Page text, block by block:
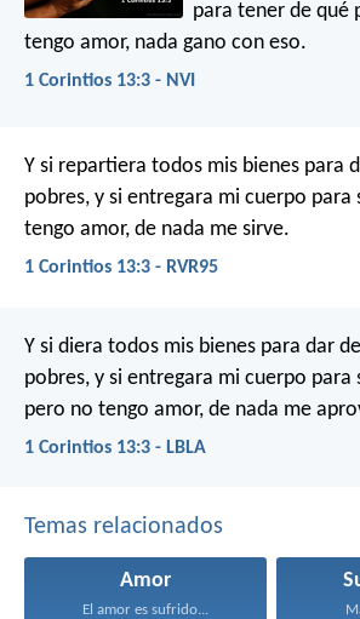
para tener de qué
tengo amor, nada gano con eso.
1 Corintios 13:3 - NVI
Y si repartiera todos mis bienes para
pobres, y si entregara mi cuerpo para
tengo amor, de nada me sirve.
1 Corintios 13:3 - RVR95
Y si diera todos mis bienes para dar
pobres, y si entregara mi cuerpo para
pero no tengo amor, de nada me
1 Corintios 13:3 - LBLA
Temas relacionados
Amor
El amor es sufrido...